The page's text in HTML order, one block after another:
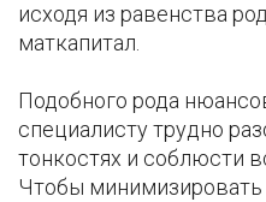
исходя из равенства
маткапитал.
Подобного рода
специалисту трудно
тонкостях и соблюсти
Чтобы